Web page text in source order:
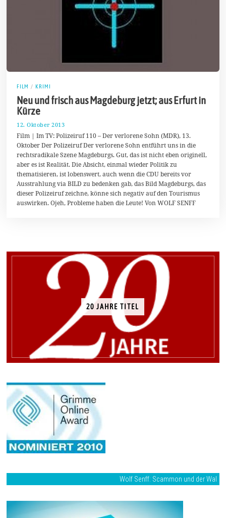
FILM / KRIMI
Neu und frisch aus Magdeburg jetzt; aus Erfurt in
Kürze
12. Oktober 2013
3
.
D
e
z
m
b
e
r
2
Film | Im TV: Polizeiruf 110 – Der verlorene Sohn (MDR), 13.
Oktober Der Polizeiruf Der verlorene Sohn entführt uns in die
rechtsradikale Szene Magdeburgs. Gut, das ist nicht eben originell,
aber es ist Realität. Die Absicht, einmal wieder Politik zu
thematisieren, ist lobenswert, auch wenn die CDU bereits vor
Ausstrahlung via BILD zu bedenken gab, das Bild Magdeburgs, das
dieser Polizeiruf zeichne, könne sich negativ auf den Tourismus
auswirken. Ojeh, Probleme haben die Leute! Von WOLF SENFF
20 JAHRE TITEL
Wolf Senff: Scammon und der Wal